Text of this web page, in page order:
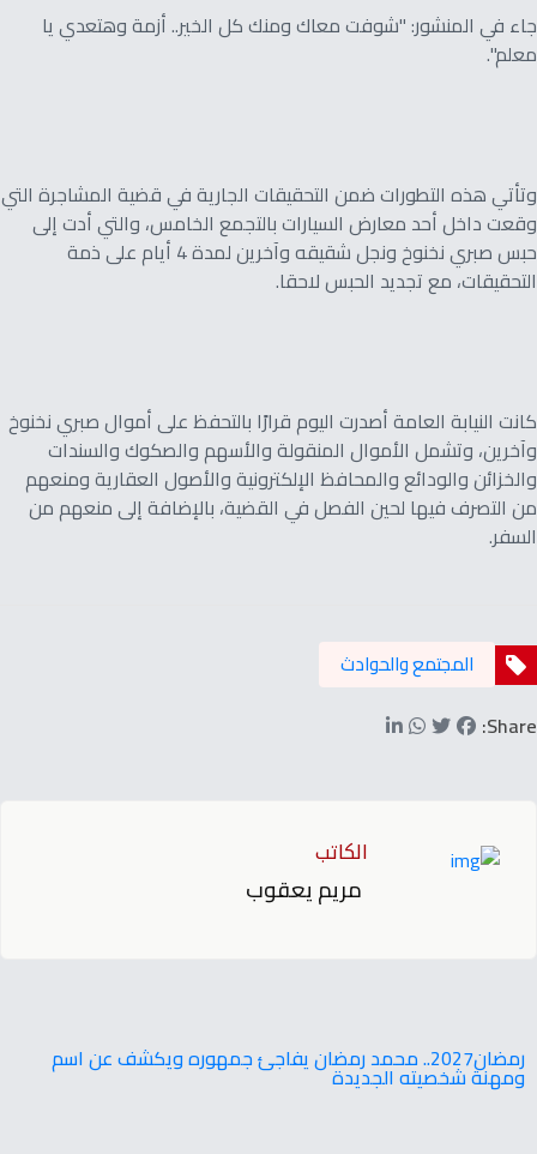
جاء في المنشور: "شوفت معاك ومنك كل الخير.. أزمة وهتعدي يا
معلم".
وتأتي هذه التطورات ضمن التحقيقات الجارية في قضية المشاجرة التي
وقعت داخل أحد معارض السيارات بالتجمع الخامس، والتي أدت إلى
حبس صبري نخنوخ ونجل شقيقه وآخرين لمدة 4 أيام على ذمة
التحقيقات، مع تجديد الحبس لاحقا.
كانت النيابة العامة أصدرت اليوم قرارًا بالتحفظ على أموال صبري نخنوخ
وآخرين، وتشمل الأموال المنقولة والأسهم والصكوك والسندات
والخزائن والودائع والمحافظ الإلكترونية والأصول العقارية ومنعهم
من التصرف فيها لحين الفصل في القضية، بالإضافة إلى منعهم من
السفر.
المجتمع والحوادث
Share:
الكاتب
مريم يعقوب
‬ومهنة‭ ‬شخصيته‭ ‬الجديدة